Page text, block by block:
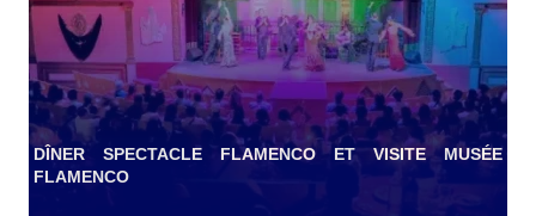
DÎNER SPECTACLE FLAMENCO ET VISITE MUSÉE
FLAMENCO